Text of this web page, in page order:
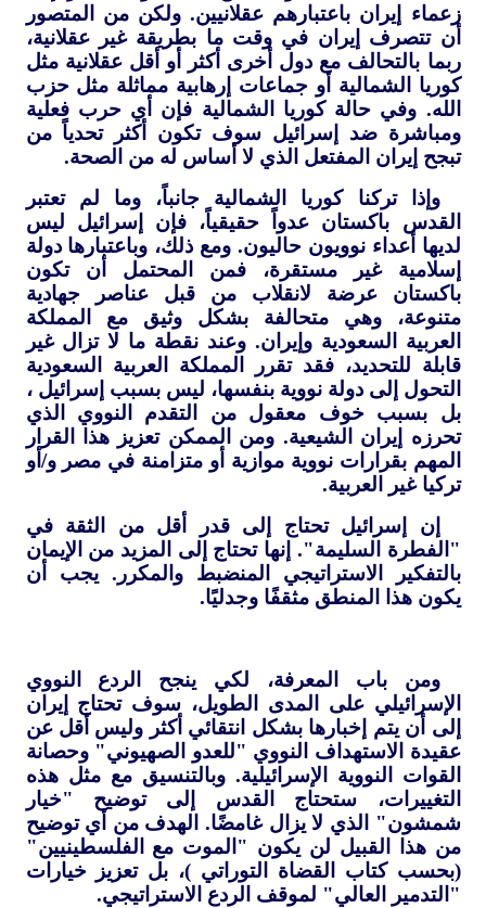
زعماء إيران باعتبارهم عقلانيين. ولكن من المتصور
أن تتصرف إيران في وقت ما بطريقة غير عقلانية،
ربما بالتحالف مع دول أخرى أكثر أو أقل عقلانية مثل
كوريا الشمالية أو جماعات إرهابية مماثلة مثل حزب
الله. وفي حالة كوريا الشمالية فإن أي حرب فعلية
ومباشرة ضد إسرائيل سوف تكون أكثر تحدياً من
تبجح إيران المفتعل الذي لا أساس له من الصحة.
وإذا تركنا كوريا الشمالية جانباً، وما لم تعتبر
القدس باكستان عدواً حقيقياً، فإن إسرائيل ليس
لديها أعداء نوويون حاليون. ومع ذلك، وباعتبارها دولة
إسلامية غير مستقرة، فمن المحتمل أن تكون
باكستان عرضة لانقلاب من قبل عناصر جهادية
متنوعة، وهي متحالفة بشكل وثيق مع المملكة
العربية السعودية وإيران. وعند نقطة ما لا تزال غير
قابلة للتحديد، فقد تقرر المملكة العربية السعودية
التحول إلى دولة نووية بنفسها، ليس بسبب إسرائيل ،
بل بسبب خوف معقول من التقدم النووي الذي
تحرزه إيران الشيعية. ومن الممكن تعزيز هذا القرار
المهم بقرارات نووية موازية أو متزامنة في مصر و/أو
تركيا غير العربية.
إن إسرائيل تحتاج إلى قدر أقل من الثقة في
"الفطرة السليمة". إنها تحتاج إلى المزيد من الإيمان
بالتفكير الاستراتيجي المنضبط والمكرر. يجب أن
يكون هذا المنطق مثقفًا وجدليًا.
ومن باب المعرفة، لكي ينجح الردع النووي
الإسرائيلي على المدى الطويل، سوف تحتاج إيران
إلى أن يتم إخبارها بشكل انتقائي أكثر وليس أقل عن
عقيدة الاستهداف النووي "للعدو الصهيوني" وحصانة
القوات النووية الإسرائيلية. وبالتنسيق مع مثل هذه
التغييرات، ستحتاج القدس إلى توضيح "خيار
شمشون" الذي لا يزال غامضًا. الهدف من أي توضيح
من هذا القبيل لن يكون "الموت مع الفلسطينيين"
(بحسب كتاب القضاة التوراتي )، بل تعزيز خيارات
"التدمير العالي" لموقف الردع الاستراتيجي.